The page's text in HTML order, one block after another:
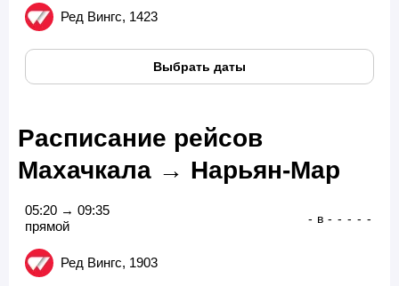
Ред Вингс, 1423
Выбрать даты
Расписание рейсов
Махачкала → Нарьян-Мар
05:20 → 09:35
прямой
Ред Вингс, 1903
- в - - - - -